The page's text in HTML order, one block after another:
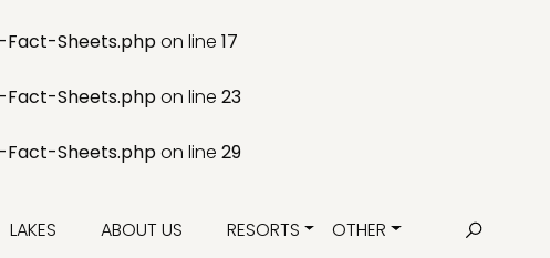
Sheets.phpon line 17
Sheets.phpon line 23
Sheets.phpon line 29
LAKES ABOUT US RESORTS OTHER